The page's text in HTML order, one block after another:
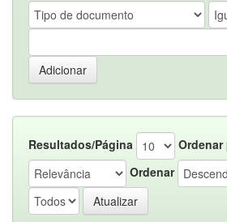
Resultados/Página
Ordenar
Ordenar